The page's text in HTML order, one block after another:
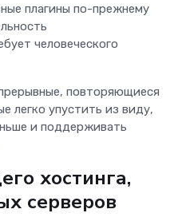
плагины по-прежнему
человеческого
повторяющиеся
легко упустить из виду,
и поддерживать
хостинга,
серверов